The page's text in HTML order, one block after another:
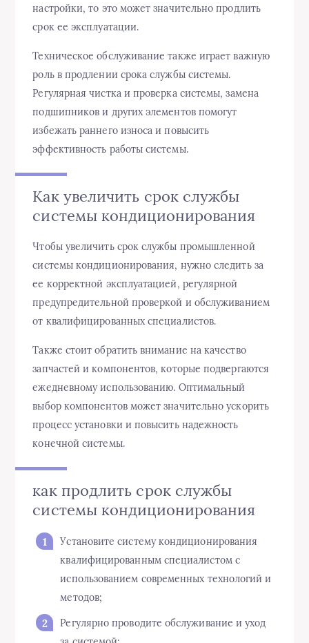
настройки, то это может значительно продлить
срок ее эксплуатации.
Техническое обслуживание также играет важную
роль в продлении срока службы системы.
Регулярная чистка и проверка системы, замена
подшипников и других элементов помогут
избежать раннего износа и повысить
эффективность работы системы.
Как увеличить срок службы
системы кондиционирования
Чтобы увеличить срок службы промышленной
системы кондиционирования, нужно следить за
ее корректной эксплуатацией, регулярной
предупредительной проверкой и обслуживанием
от квалифицированных специалистов.
Также стоит обратить внимание на качество
запчастей и компонентов, которые подвергаются
ежедневному использованию. Оптимальный
выбор компонентов может значительно ускорить
процесс установки и повысить надежность
конечной системы.
как продлить срок службы
системы кондиционирования
Установите систему кондиционирования
квалифицированным специалистом с
использованием современных технологий и
методов;
Регулярно проводите обслуживание и уход